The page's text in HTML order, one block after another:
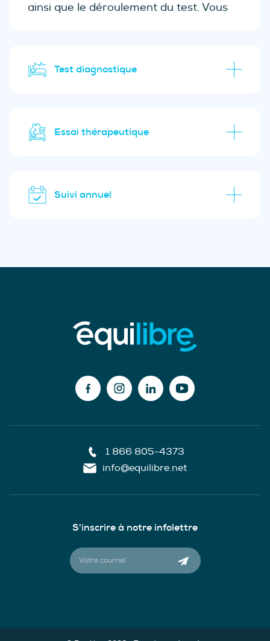
ainsi que le déroulement du test. Vous
foyer.
Test diagnostique
Essai thérapeutique
Suivi annuel
1 866 805-4373
info@equilibre.net
S'inscrire à notre infolettre